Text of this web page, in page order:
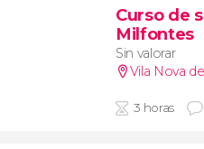
Curso de
Milfontes
Sin valorar
Vila Nova
3 horas